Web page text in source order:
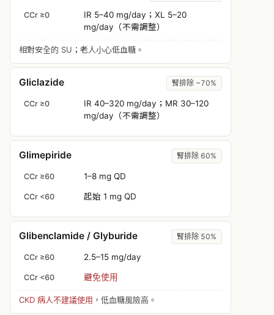
CCr ≥0
IR 5–40 mg/day；XL 5–20
mg/day（不需調整）
相對安全的 SU；老人小心低血糖。
Gliclazide 腎排除 ~70%
CCr ≥0
IR 40–320 mg/day；MR 30–120
mg/day（不需調整）
Glimepiride 腎排除 60%
CCr ≥60 1–8 mg QD
CCr <60 起始 1 mg QD
Glibenclamide / Glyburide 腎排除 50%
CCr ≥60 2.5–15 mg/day
CCr <60 避免使用
CKD 病人不建議使用 ，低血糖風險高。